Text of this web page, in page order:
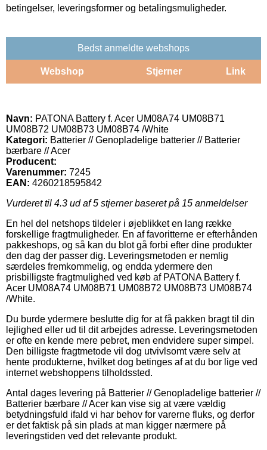
betingelser, leveringsformer og betalingsmuligheder.
Bedst anmeldte webshops
Webshop Stjerner Link
Navn: PATONA Battery f. Acer UM08A74 UM08B71
UM08B72 UM08B73 UM08B74 /White
Kategori: Batterier // Genopladelige batterier // Batterier
bærbare // Acer
Producent:
Varenummer: 7245
EAN: 4260218595842
Vurderet til 4.3 ud af 5 stjerner baseret på 15 anmeldelser
En hel del netshops tildeler i øjeblikket en lang række
forskellige fragtmuligheder. En af favoritterne er efterhånden
pakkeshops, og så kan du blot gå forbi efter dine produkter
den dag der passer dig. Leveringsmetoden er nemlig
særdeles fremkommelig, og endda ydermere den
prisbilligste fragtmulighed ved køb af PATONA Battery f.
Acer UM08A74 UM08B71 UM08B72 UM08B73 UM08B74
/White.
Du burde ydermere beslutte dig for at få pakken bragt til din
lejlighed eller ud til dit arbejdes adresse. Leveringsmetoden
er ofte en kende mere pebret, men endvidere super simpel.
Den billigste fragtmetode vil dog utvivlsomt være selv at
hente produkterne, hvilket dog betinges af at du bor lige ved
internet webshoppens tilholdssted.
Antal dages levering på Batterier // Genopladelige batterier //
Batterier bærbare // Acer kan vise sig at være vældig
betydningsfuld ifald vi har behov for varerne fluks, og derfor
er det faktisk på sin plads at man kigger nærmere på
leveringstiden ved det relevante produkt.